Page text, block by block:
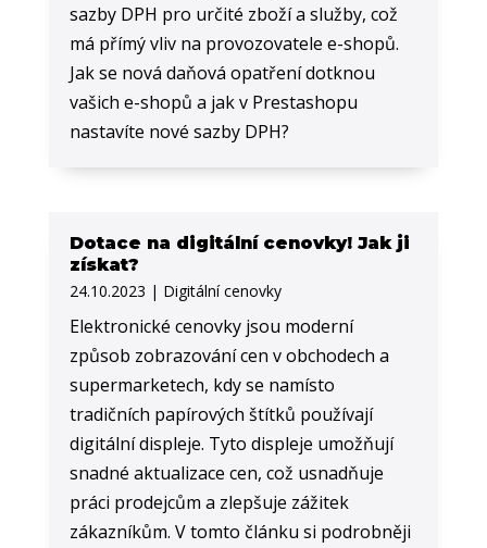
sazby DPH pro určité zboží a služby, což
má přímý vliv na provozovatele e-shopů.
Jak se nová daňová opatření dotknou
vašich e-shopů a jak v Prestashopu
nastavíte nové sazby DPH?
Dotace na digitální cenovky! Jak ji
získat?
24.10.2023 | Digitální cenovky
Elektronické cenovky jsou moderní
způsob zobrazování cen v obchodech a
supermarketech, kdy se namísto
tradičních papírových štítků používají
digitální displeje. Tyto displeje umožňují
snadné aktualizace cen, což usnadňuje
práci prodejcům a zlepšuje zážitek
zákazníkům. V tomto článku si podrobněji